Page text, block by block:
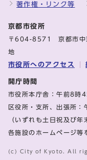
著作権・リンク等
京都市役所
〒604-8571 京都市中
地
市役所へのアクセス
開庁時間
市役所本庁舎：午前8
区役所・支所、出張所
（いずれも土日祝及び
各施設のホームページ等
(c) City of Kyoto. All